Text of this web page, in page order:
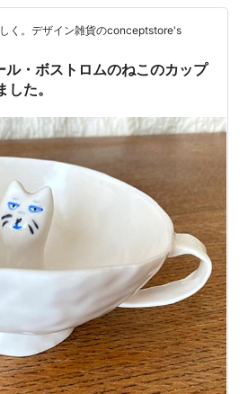
どこか犬っぽい気もするけれど？
オノールのねこ」なのです。カッ
く。デザイン雑貨のconceptstore's
ル・ボストロムのねこのカップ
た。